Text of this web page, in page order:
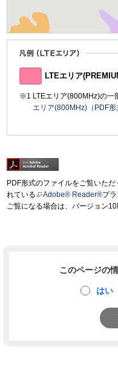
LTEエリア
LTEエリア(800MHz)の
エリア(800MHz)（PDF形
PDF形式のファイルをご覧いた
れている
Adobe® Reader®プ
ご覧になる場合は、バージョン10
このページの
はい